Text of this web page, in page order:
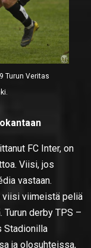
Turun Veritas
FC Inter, on
Viisi, jos
vastaan.
viisi viimeistä peliä
derby TPS –
Stadionilla
ja olosuhteissa,